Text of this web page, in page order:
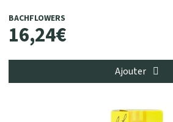
BACHFLOWERS
16,24€
Ajouter